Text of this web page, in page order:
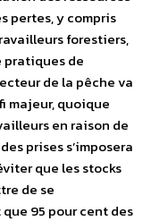
pertes, y compris
forestiers,
pratiques de
de la pêche va
majeur, quoique
en raison de
prises s’imposera
que les stocks
de se
95 pour cent des